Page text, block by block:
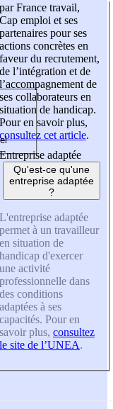
par France travail,
Cap emploi et ses
partenaires pour ses
actions concrètes en
faveur du recrutement,
de l’intégration et de
l’accompagnement de
ses collaborateurs en
situation de handicap.
Pour en savoir plus,
consultez cet article.
Entreprise adaptée
Qu'est-ce qu'une
entreprise adaptée
?
L'entreprise adaptée
permet à un travailleur
en situation de
handicap d'exercer
une activité
professionnelle dans
des conditions
adaptées à ses
capacités. Pour en
savoir plus, consultez
le site de l’UNEA.